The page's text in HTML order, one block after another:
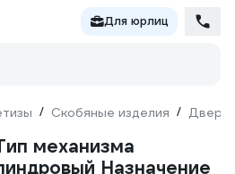
Для юрлиц
/ Скобяные изделия /
механизма
Назначение